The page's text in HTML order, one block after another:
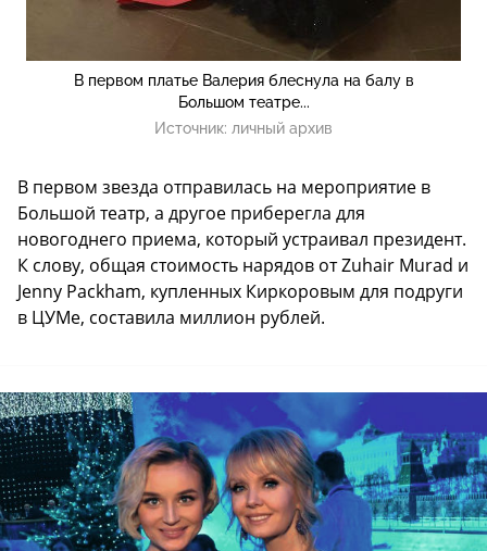
В первом платье Валерия блеснула на балу в
Большом театре...
Источник: личный архив
В первом звезда отправилась на мероприятие в
Большой театр, а другое приберегла для
новогоднего приема, который устраивал президент.
К слову, общая стоимость нарядов от Zuhair Murad и
Jenny Packham, купленных Киркоровым для подруги
в ЦУМе, составила миллион рублей.